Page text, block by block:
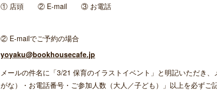
① 店頭 ② E-mail ③ お電話
② E-mailでご予約の場合
yoyaku@bookhousecafe.jp
メールの件名に「3/21 保育のイラストイベント」と明記いただき
がな）・お電話番号・ご参加人数（大人／子ども）」以上を必ずご